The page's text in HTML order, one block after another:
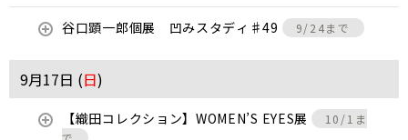
谷口顕一郎個展 凹みスタディ♯49 9/24まで
9月17日 (日)
【織田コレクション】WOMEN’S EYES展
10/1ま